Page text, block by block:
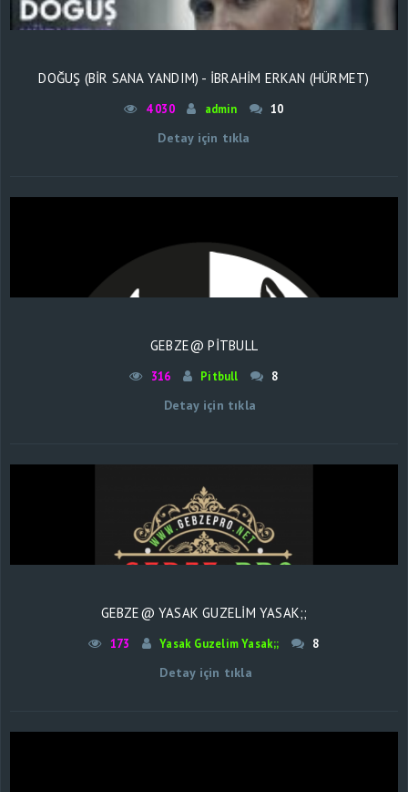
DOĞUŞ (BIR SANA YANDIM) - İBRAHIM ERKAN (HÜRMET)
4 030 admin 10
Detay için tıkla
GEBZE@ PİTBULL
316 Pitbull 8
Detay için tıkla
GEBZE@ YASAK GUZELIM YASAK;;
173 Yasak Guzelim Yasak;; 8
Detay için tıkla